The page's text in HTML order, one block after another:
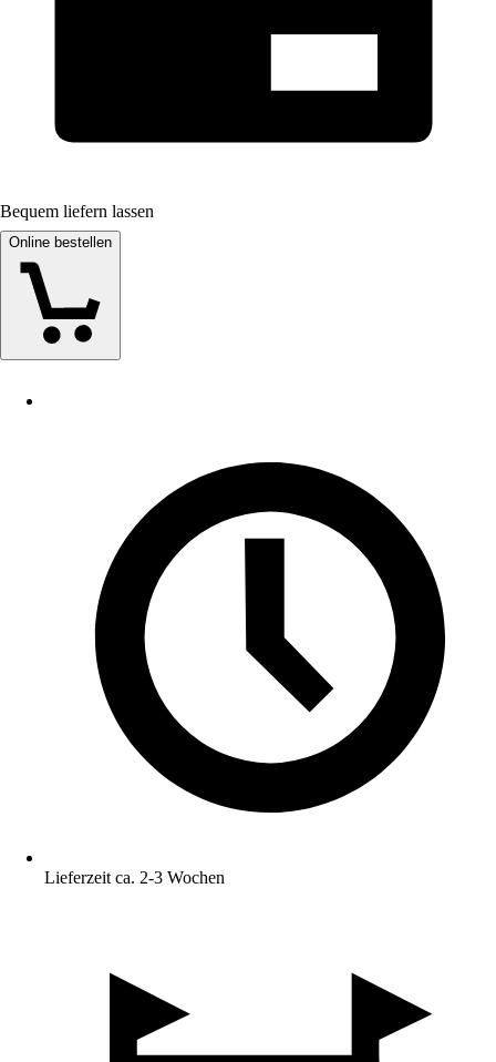
Bequem liefern lassen
Online bestellen
Lieferzeit ca. 2-3 Wochen